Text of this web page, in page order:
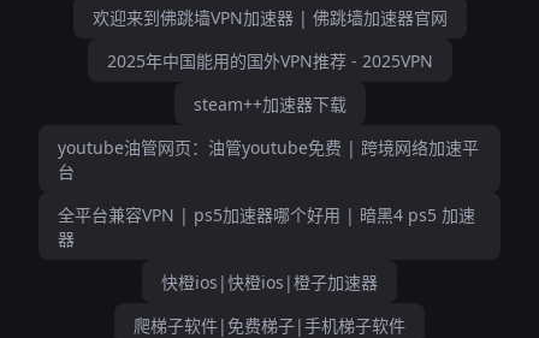
欢迎来到佛跳墙VPN加速器 | 佛跳墙加速器官网
2025年中国能用的国外VPN推荐 - 2025VPN
steam++加速器下载
youtube油管网页：油管youtube免费 | 跨境网络加速平
台
全平台兼容VPN | ps5加速器哪个好用 | 暗黑4 ps5 加速
器
快橙ios|快橙ios|橙子加速器
爬梯子软件|免费梯子|手机梯子软件